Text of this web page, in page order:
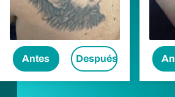
Antes Después